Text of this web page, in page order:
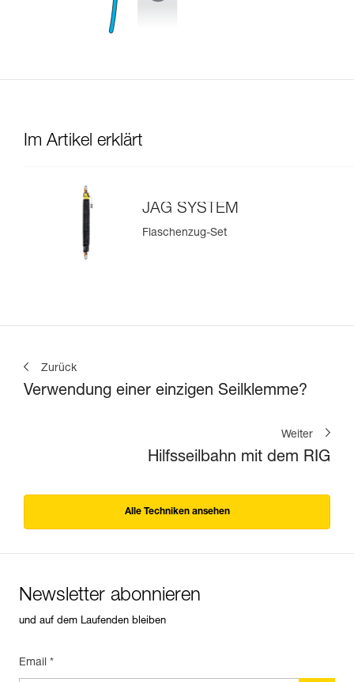
Im Artikel erklärt
JAG SYSTEM
Flaschenzug-Set
Zurück
Verwendung einer einzigen Seilklemme?
Weiter
Hilfsseilbahn mit dem RIG
Alle Techniken ansehen
Newsletter abonnieren
und auf dem Laufenden bleiben
Email *